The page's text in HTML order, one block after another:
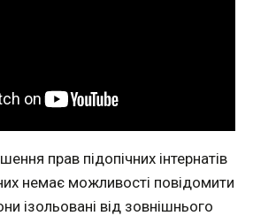
прав підопічних інтернатів
немає можливості повідомити
ізольовані від зовнішнього